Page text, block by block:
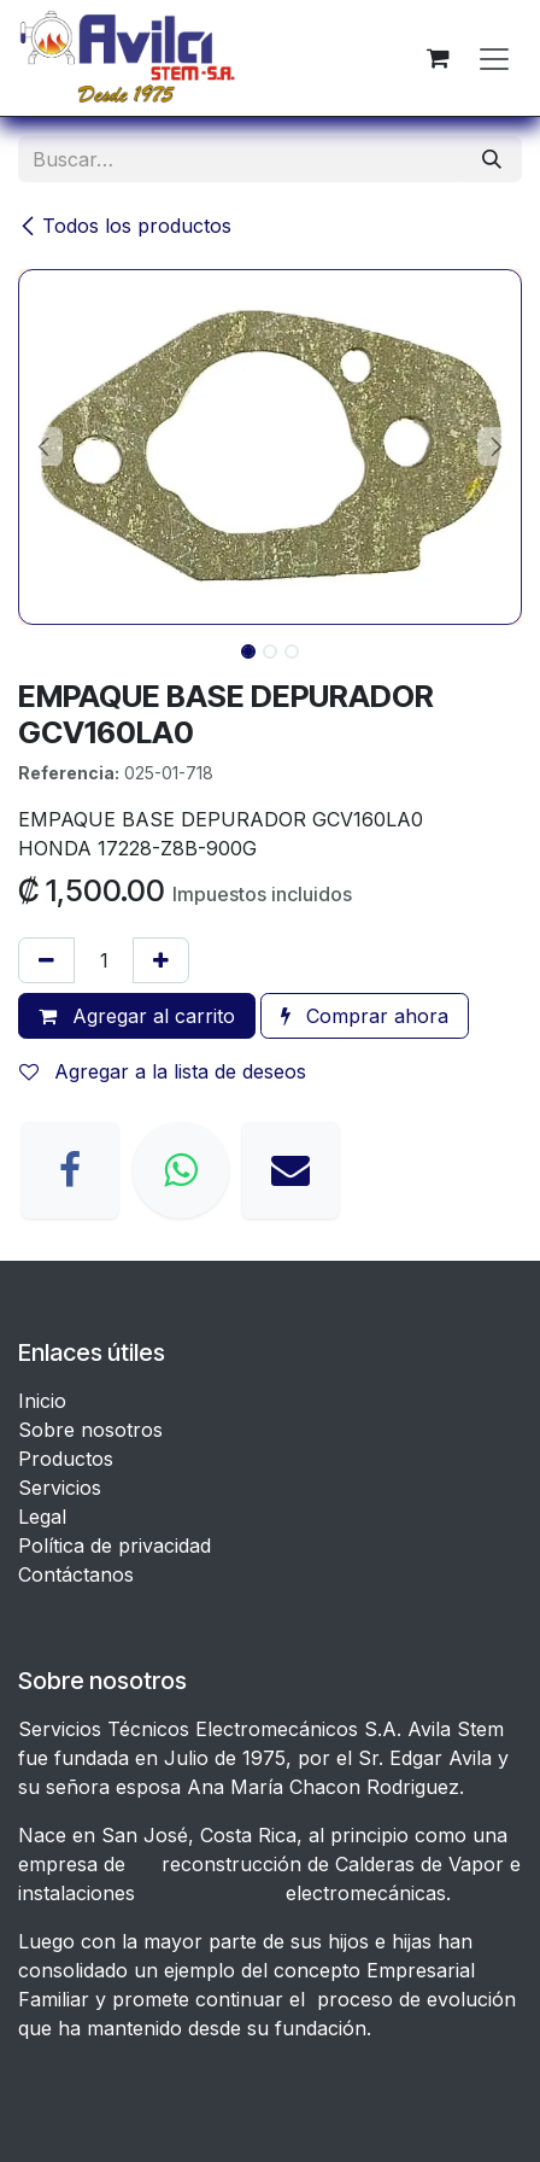
Ir al contenido
Todos los productos
EMPAQUE BASE DEPURADOR
GCV160LA0
Referencia: 025-01-718
EMPAQUE BASE DEPURADOR GCV160LA0
HONDA 17228-Z8B-900G
₡ 1,500.00 Impuestos incluidos
Agregar al carrito Comprar ahora
Agregar a la lista de deseos
Enlaces útiles
Inicio
Sobre nosotros
Productos
Servicios
Legal
​Política de privacidad
Contáctanos
Sobre nosotros
Servicios Técnicos Electromecánicos S.A. Avila Stem
fue fundada en Julio de 1975, por el Sr. Edgar Avila y
su señora esposa Ana María Chacon Rodriguez.
Nace en San José, Costa Rica, al principio como una
empresa de reconstrucción de Calderas de Vapor e
instalaciones electromecánicas.
Luego con la mayor parte de sus hijos e hijas han
consolidado un ejemplo del concepto Empresarial
Familiar y promete continuar el proceso de evolución
que ha mantenido desde su fundación.